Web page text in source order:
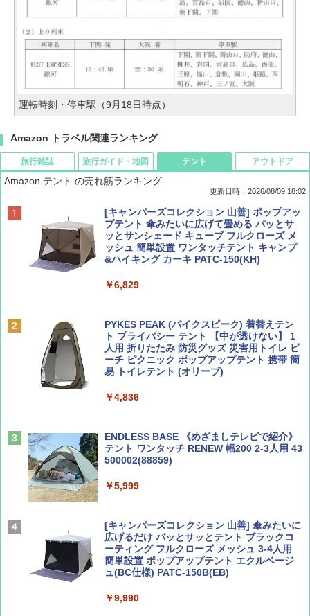
運転時刻・停車駅（9月18日時点）
Amazon トラベル関連ランキング
旅行雑誌
BE-PAL(ビ-パル) 2026年 9 月号【特別付録:
SOTO ミニマル"旅"財布 ランダム2種】
￥1,500
￥713
AIRLINE（エアライン）2026年9月号【特
集】ボーイング110周年を祝して！
￥1,760
旅行ガイド・地図
地球の歩き方 スター・ウォーズ
￥2,695
￥2,079
球の歩き方A ヨーロッパ
ァキア 2026～2027 地球の歩き方A ヨーロッ
￥2,277
新しい日本地理 地図・統計・移動から読み
解く (講談社現代新書)
￥1,540
テント
Amazon テント の売れ筋ランキング
更新日時：2026/08/09 18:02
[キャンパーズコレクション 山善] ポップアッ
プテント 傘みたいに広げて畳める パッとサ
ッとサンシェード キューブ フルクローズ メ
ッシュ 簡単設置 ワンタッチテント キャンプ
&ハイキング カーキ PATC-150(KH)
￥6,829
PYKES PEAK (パイクスピーク) 着替えテン
ト プライバシー テント 【中が透けない】 1
人用 折りたたみ 防災グッズ 災害用トイレ ビ
ーチ ピクニック ポップアップテント 携帯 簡
易 トイレテント (オリーブ)
￥4,836
ENDLESS BASE 《めざましテレビで紹介》
テント ワンタッチ RENEW 幅200 2-3人用 43
500002(88859)
￥5,999
[キャンパーズコレクション 山善] 傘みたいに
広げるだけ パッとサッとテント ブラックコ
ーティング フルクローズ メッシュ 3-4人用
簡単設置 ポップアップテント エクルベージ
ュ(BC仕様) PATC-150B(EB)
￥9,990
アウトドア